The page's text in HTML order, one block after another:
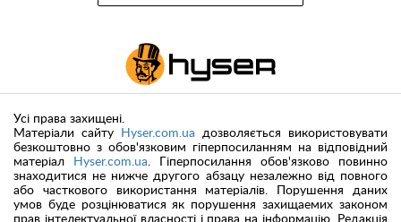
Усі права захищені.
Матеріали сайту
Hyser.com.ua дозволяється використовувати
безкоштовно з обов'язковим гіперпосиланням на відповідний
матеріал
Hyser.com.ua. Гіперпосилання обов'язково повинно
знаходитися не нижче другого абзацу незалежно від повного
або часткового використання матеріалів. Порушення даних
умов буде розцінюватися як порушення захищаемих законом